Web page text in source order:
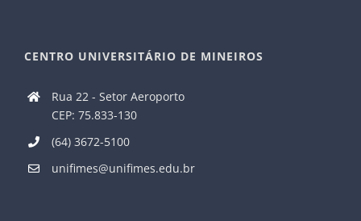
CENTRO UNIVERSITÁRIO DE MINEIROS
Rua 22 - Setor Aeroporto
CEP: 75.833-130
(64) 3672-5100
unifimes@unifimes.edu.br